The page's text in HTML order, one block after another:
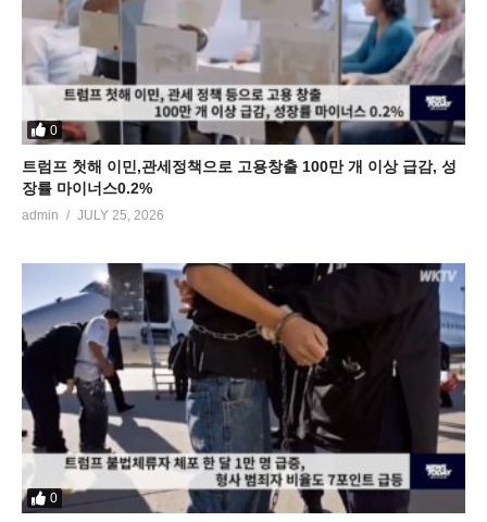
0
트럼프 첫해 이민,관세정책으로 고용창출 100만 개 이상 급감, 성
장률 마이너스0.2%
admin JULY 25, 2026
0